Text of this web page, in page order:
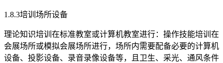
1.8.3培训场所设备
理论知识培训在标准教室或计算机教室进行：操作技能培训在
会展场所或模拟会展场所进行，场所内需要配备必要的计算机
设备、投影设备、录音录像设备等，且卫生、采光、通风条件